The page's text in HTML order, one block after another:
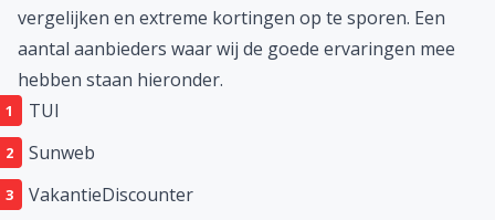
vergelijken en extreme kortingen op te sporen. Een
aantal aanbieders waar wij de goede ervaringen mee
hebben staan hieronder.
TUI
Sunweb
VakantieDiscounter